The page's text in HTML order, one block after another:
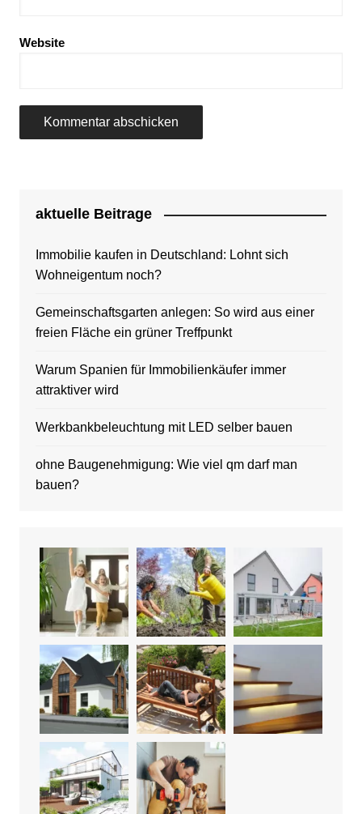
Website
aktuelle Beitrage
Immobilie kaufen in Deutschland: Lohnt sich
Wohneigentum noch?
Gemeinschaftsgarten anlegen: So wird aus einer
freien Fläche ein grüner Treffpunkt
Warum Spanien für Immobilienkäufer immer
attraktiver wird
Werkbankbeleuchtung mit LED selber bauen
ohne Baugenehmigung: Wie viel qm darf man
bauen?